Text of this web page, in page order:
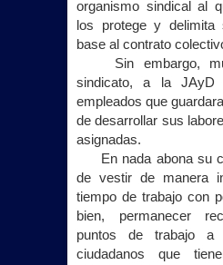
organismo sindical al
los protege y delimita
base al contrato
Sin embargo,
sindicato, a
la JAyD
empleados que
de desarrollar sus
asignadas.
En nada abona su
de vestir de manera
tiempo de trabajo con
bien, permanecer
puntos de trabajo
ciudadanos que